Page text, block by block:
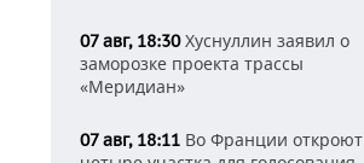
07 авг, 18:30Хуснуллин заявил о
заморозке проекта трассы
«Меридиан»
07 авг, 18:11 Во Франции откроют